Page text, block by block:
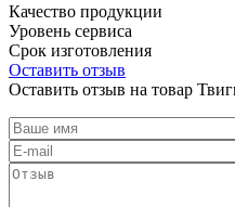
Качество продукции
Уровень сервиса
Срок изготовления
Оставить отзыв
Оставить отзыв на товар